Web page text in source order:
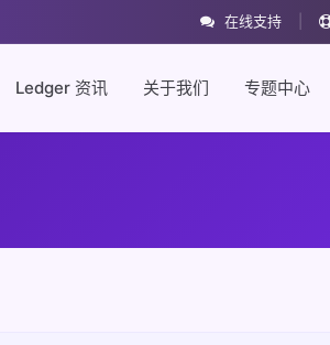
在线支持
Ledger 资讯 关于我们 专题中心